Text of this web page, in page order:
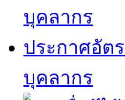
บุคลากร
ประกาศอัต
บุคลากร